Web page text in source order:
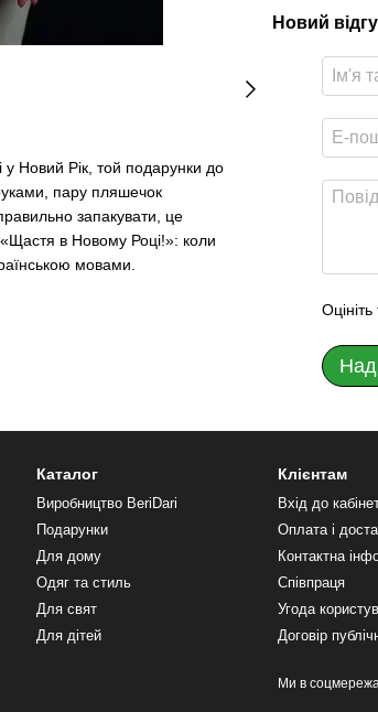
у Новий Рік, той подарунки до
пару пляшечок
запакувати, це
в Новому Році!»: коли
мовами.
Новий
Каталог
Виробництво BeriDari
Подарунки
Для дому
Одяг та стиль
Для свят
Для дітей
Клієнтам
Вхід до
Оплата і
Контактна
Співпраця
Угода
Договір
Ми в